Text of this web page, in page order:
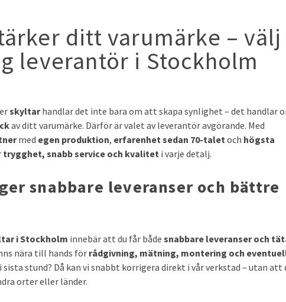
ditt varumärke – välj
leverantör i Stockholm
skyltarhandlar det inte bara om att skapa synlighet – det handlar
av ditt varumärke. Därför är valet av leverantör avgörande. Med
med egen produktion, erfarenhet sedan 70-taletoch högsta
trygghet, snabb service och kvalitet i varje detalj.
snabbare leveranser och bättre
i Stockholm innebär att du får både snabbare leveranser och
nära till hands för rådgivning, mätning, montering och
sista stund? Då kan vi snabbt korrigera direkt i vår verkstad – utan att
orter eller länder.